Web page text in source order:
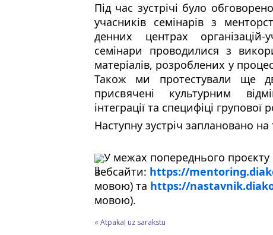
Під час зустрічі було
учасників семінарів з
денних центрах організацій-
семінари проводилися з
матеріалів, розроблених у
Також ми протестували ще
присвячені культурним
інтеграції та специфіці групової
Наступну зустріч заплановано на
У межах попереднього проєкту
вебсайти: https://
мовою) та https://
мовою).
« Atpakaļ uz sarakstu